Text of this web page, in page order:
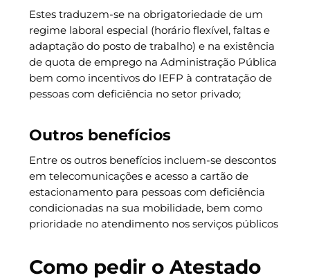
Estes traduzem-se na obrigatoriedade de um
regime laboral especial (horário flexível, faltas e
adaptação do posto de trabalho) e na existência
de quota de emprego na Administração Pública
bem como incentivos do IEFP à contratação de
pessoas com deficiência no setor privado;
Outros benefícios
Entre os outros benefícios incluem-se descontos
em telecomunicações e acesso a cartão de
estacionamento para pessoas com deficiência
condicionadas na sua mobilidade, bem como
prioridade no atendimento nos serviços públicos
Como pedir o Atestado